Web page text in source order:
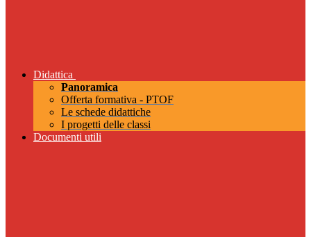
Didattica
Panoramica
Offerta formativa - PTOF
Le schede didattiche
I progetti delle classi
Documenti utili